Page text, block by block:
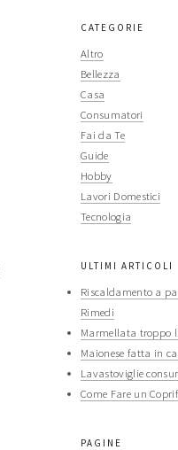
CATEGORIE
Altro
Bellezza
Casa
Consumatori
Fai da Te
Guide
Hobby
Lavori Domestici
Tecnologia
ULTIMI ARTICOLI
Riscaldamento a
Rimedi​
Marmellata troppo
Maionese fatta in
Lavastoviglie
Come Fare un
PAGINE